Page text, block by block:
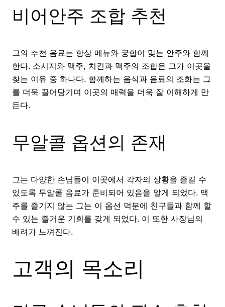
비어안주 조합 추천
그의 추천 음료는 항상 메뉴와 궁합이 맞는 안주와 함께
한다. 소시지와 맥주, 치킨과 맥주의 조합은 그가 이곳을
찾는 이유 중 하나다. 함께하는 음식과 음료의 조화는 그
를 더욱 끌어당기며 이곳의 매력을 더욱 잘 이해하게 만
든다.
무알콜 옵션의 존재
그는 다양한 손님들이 이곳에서 각자의 상황을 즐길 수
있도록 무알콜 음료가 준비되어 있음을 알게 되었다. 맥
주를 즐기지 않는 그는 이 옵션 덕분에 친구들과 함께 할
수 있는 즐거운 기회를 갖게 되었다. 이 또한 사장님의
배려가 느껴진다.
고객의 목소리